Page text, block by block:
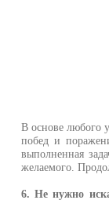
В основе любого
побед и
выполненная
желаемого.
6. Не нужно